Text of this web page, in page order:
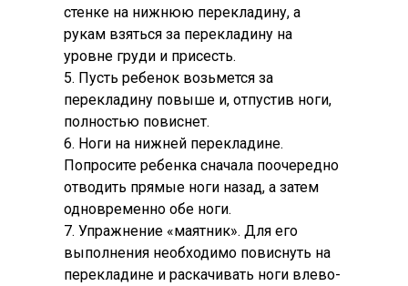
стенке на нижнюю перекладину, а
рукам взяться за перекладину на
уровне груди и присесть.
5. Пусть ребенок возьмется за
перекладину повыше и, отпустив ноги,
полностью повиснет.
6. Ноги на нижней перекладине.
Попросите ребенка сначала поочередно
отводить прямые ноги назад, а затем
одновременно обе ноги.
7. Упражнение «маятник». Для его
выполнения необходимо повиснуть на
перекладине и раскачивать ноги влево-